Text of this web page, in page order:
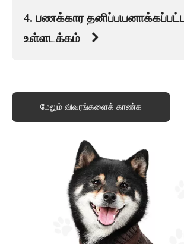
4. பணக்கார
உள்ளடக்கம்

மேலும் விவரங்களைக் காண்க